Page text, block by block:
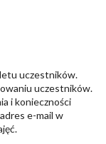
uczestników.
uczestników.
i konieczności
e-mail w